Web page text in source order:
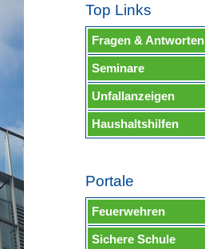
Top Links
Fragen & Antworten
Seminare
Unfallanzeigen
Haushaltshilfen
Portale
Feuerwehren
Sichere Schule